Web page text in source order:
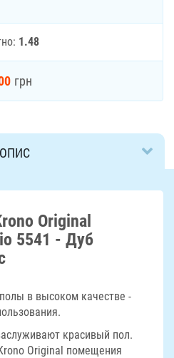
1.48
грн
ОПИС
Original
5541 - Дуб
в высоком качестве -
красивый пол.
Original помещения